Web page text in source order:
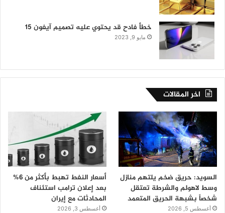
خطأ فادح قد يحتوي عليه تصميم آيفون 15
مايو 9, 2023
اخر المقالات
السويد: حريق ضخم يلتهم منازل
وسط لاهولم والشرطة تعتقل
شخصاً بشبهة الحريق المتعمد
أغسطس 5, 2026
أسعار النفط تهبط بأكثر من 6%
بعد إعلان ترامب استئناف
المحادثات مع إيران
أغسطس 3, 2026